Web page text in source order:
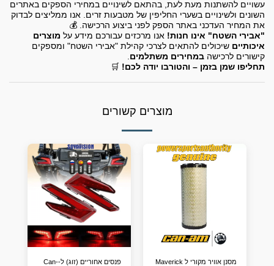
עשויים להשתנות מעת לעת, בהתאם לשינויים במחירי הספקים באתרים
השונים ולשינויים בשערי החליפין של מטבעות זרים. אנו ממליצים לבדוק
את המחיר העדכני באתר הספק לפני ביצוע הרכישה. 💰
"אבירי השטח" אינו חנות!אנו מרכזים עבורכם מידע עלמוצרים
איכותייםשיכולים להתאים לצרכי קהילת "אבירי השטח" ומספקים
קישורים לרכישהבמחירים משתלמים.
תחליפו שמן בזמן – והטורבו יודה לכם!🛒
מוצרים קשורים
מסנן אוויר מקורי ל Maverick
פנסים אחוריים (זוג) ל-Can-